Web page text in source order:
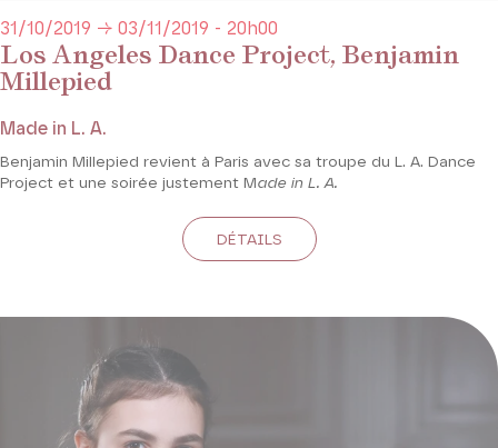
Los Angeles Dance Project, Benjamin
Millepied
31/10/2019 → 03/11/2019 - 20h00
Made in L. A.
Benjamin Millepied revient à Paris avec sa troupe du L. A. Dance
Project et une soirée justement M ade in L. A.
DÉTAILS